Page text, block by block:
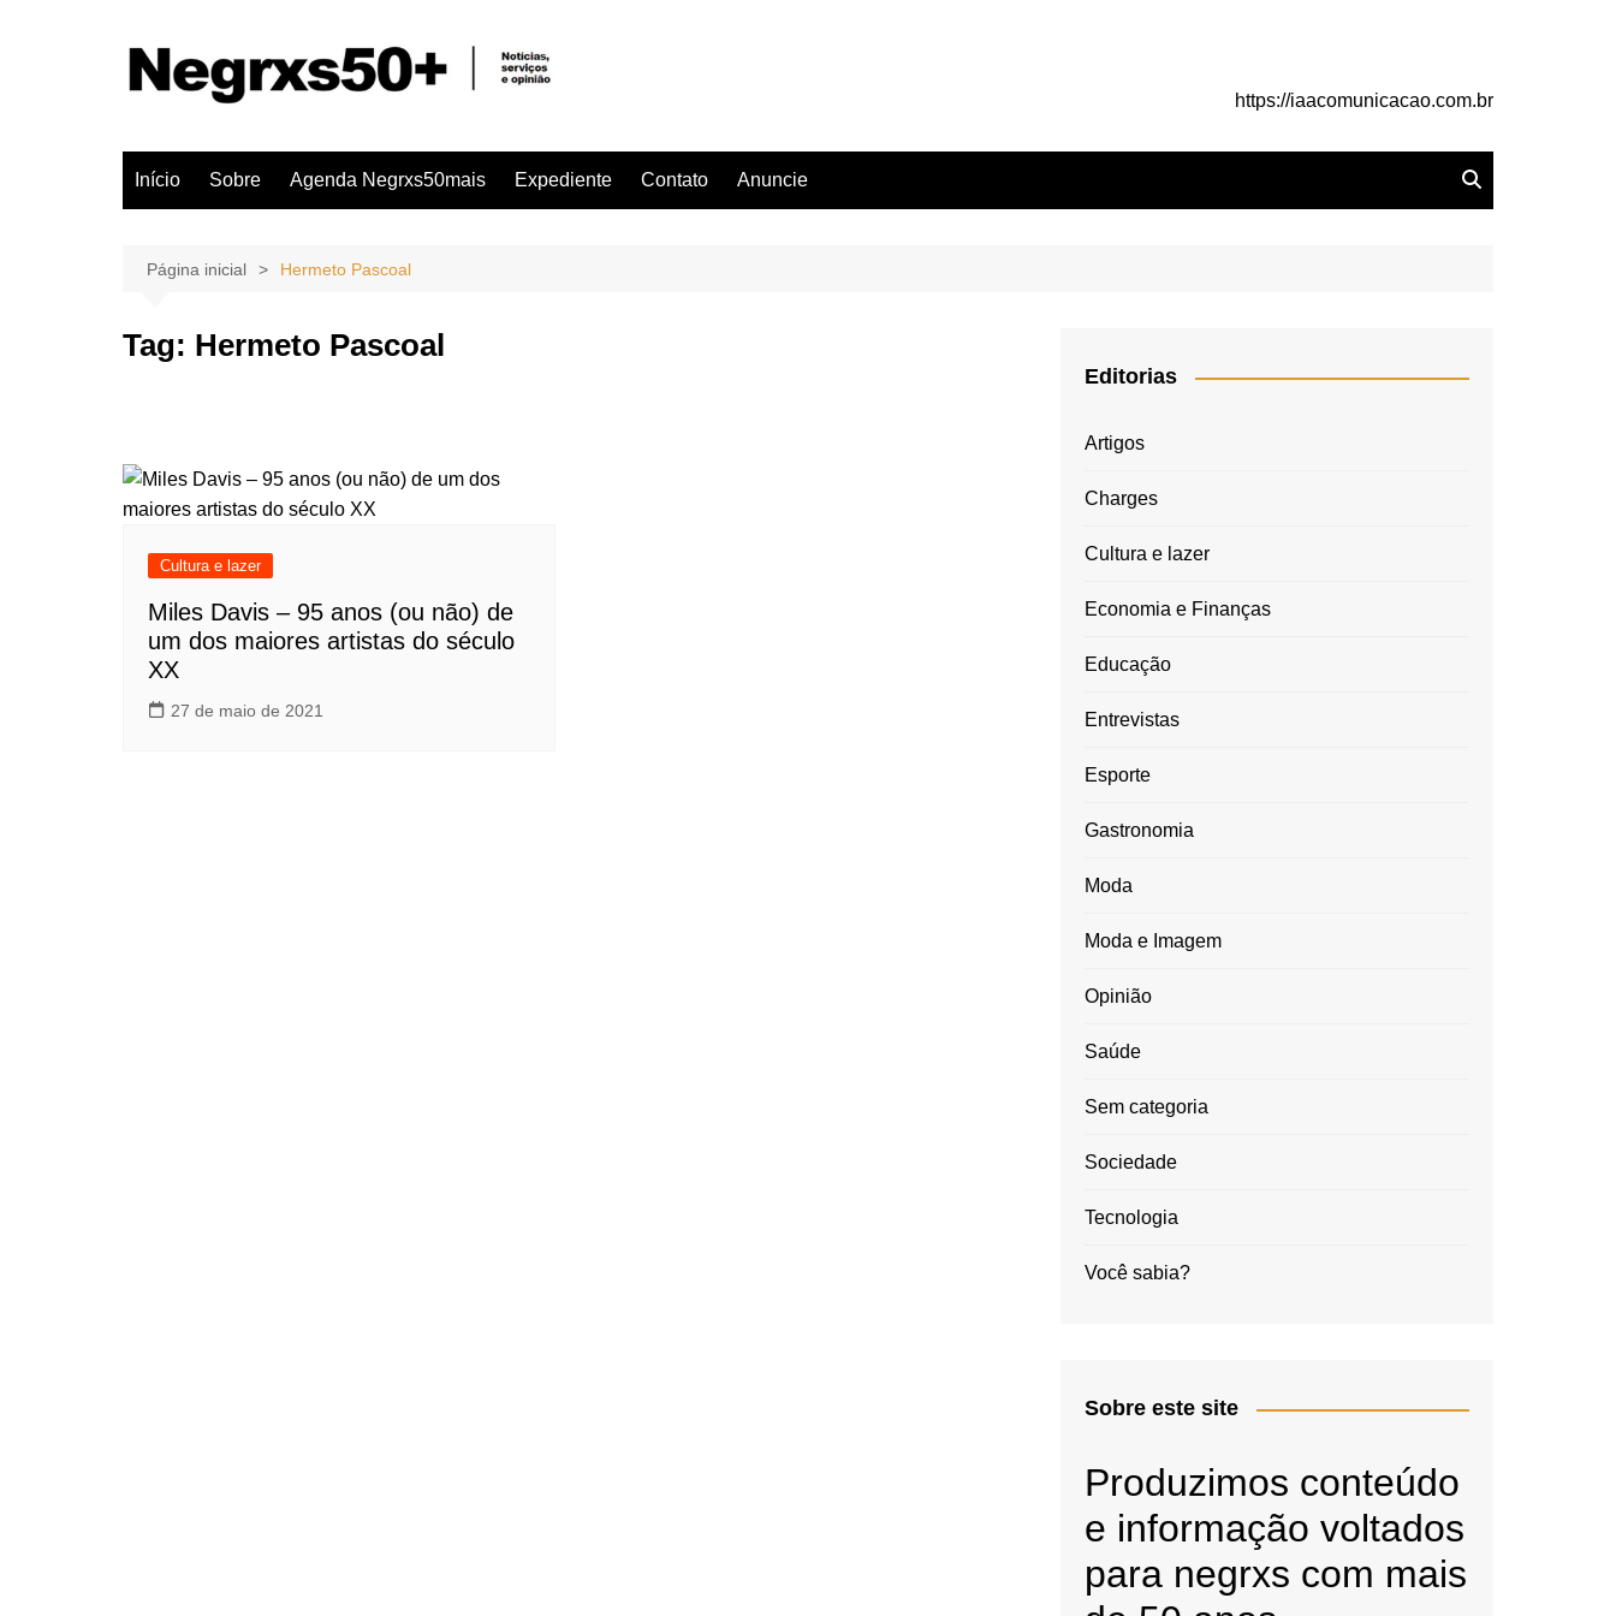
https://iaacomunicacao.com.br
Início Sobre Agenda Negrxs50mais Expediente Contato Anuncie
Página inicial Hermeto Pascoal
Tag: Hermeto Pascoal
Cultura e lazer
Miles Davis – 95 anos (ou não) de
um dos maiores artistas do século
XX
27 de maio de 2021
Editorias
Artigos
Charges
Cultura e lazer
Economia e Finanças
Educação
Entrevistas
Esporte
Gastronomia
Moda
Moda e Imagem
Opinião
Saúde
Sem categoria
Sociedade
Tecnologia
Você sabia?
Sobre este site
Produzimos conteúdo
e informação voltados
para negrxs com mais